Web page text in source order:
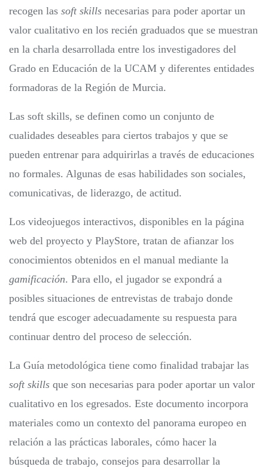
recogen las soft skills necesarias para poder aportar un
valor cualitativo en los recién graduados que se muestran
en la charla desarrollada entre los investigadores del
Grado en Educación de la UCAM y diferentes entidades
formadoras de la Región de Murcia.
Las soft skills, se definen como un conjunto de
cualidades deseables para ciertos trabajos y que se
pueden entrenar para adquirirlas a través de educaciones
no formales. Algunas de esas habilidades son sociales,
comunicativas, de liderazgo, de actitud.
Los videojuegos interactivos, disponibles en la página
web del proyecto y PlayStore, tratan de afianzar los
conocimientos obtenidos en el manual mediante la
gamificación. Para ello, el jugador se expondrá a
posibles situaciones de entrevistas de trabajo donde
tendrá que escoger adecuadamente su respuesta para
continuar dentro del proceso de selección.
La Guía metodológica tiene como finalidad trabajar las
soft skills que son necesarias para poder aportar un valor
cualitativo en los egresados. Este documento incorpora
materiales como un contexto del panorama europeo en
relación a las prácticas laborales, cómo hacer la
búsqueda de trabajo, consejos para desarrollar la